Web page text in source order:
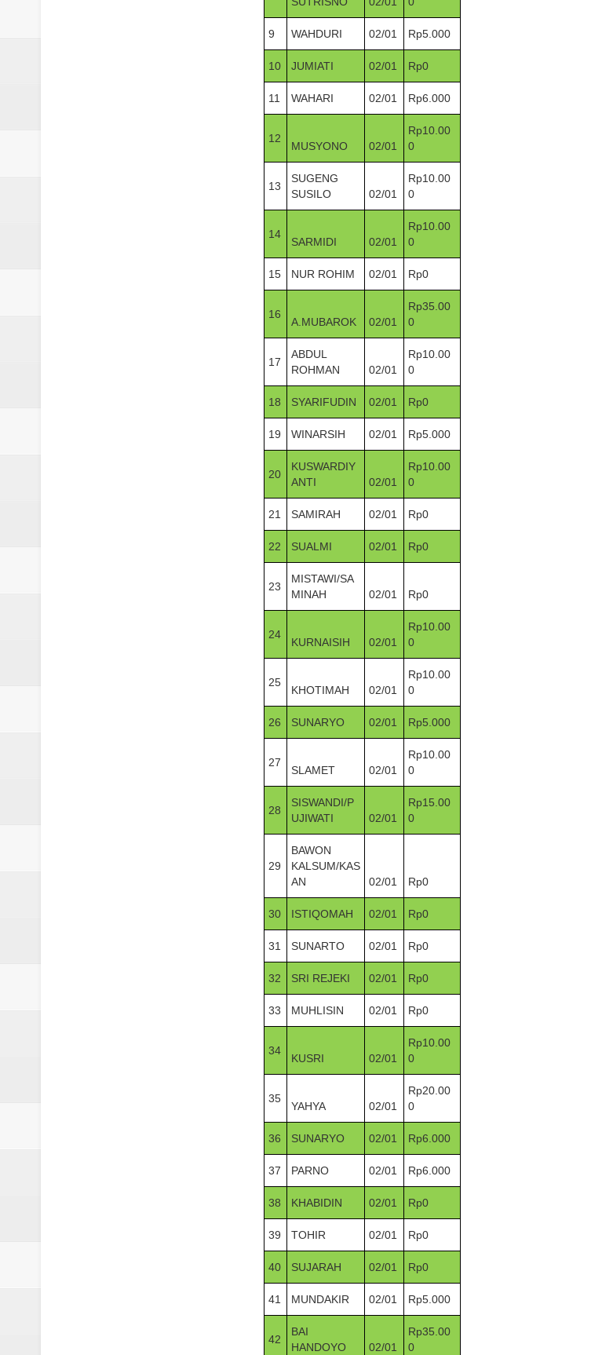
Laporan Koin Nu Babadan Oktober II 2025
Laporan Koin Nu Amongrogo Oktober II 2025
Laporan Koin Nu Tembok Oktober I 2025
DATABASE ANSOR KEC. LIMPUNG
9 WAHDURI 02/01 Rp5.000
10 JUMIATI 02/01 Rp0
11 WAHARI 02/01 Rp6.000
12
MUSYONO 02/01
Rp10.00
0
13
SUGENG
SUSILO
02/01
Rp10.00
0
14
SARMIDI 02/01
Rp10.00
0
15 NUR ROHIM 02/01 Rp0
16
A.MUBAROK 02/01
Rp35.00
0
17
ABDUL
ROHMAN
02/01
Rp10.00
0
18 SYARIFUDIN 02/01 Rp0
19 WINARSIH 02/01 Rp5.000
20
KUSWARDIY
ANTI
02/01
Rp10.00
0
21 SAMIRAH 02/01 Rp0
22 SUALMI 02/01 Rp0
23
MISTAWI/SA
MINAH
02/01 Rp0
24
KURNAISIH 02/01
Rp10.00
0
25
KHOTIMAH 02/01
Rp10.00
0
26 SUNARYO 02/01 Rp5.000
27
SLAMET 02/01
Rp10.00
0
28
SISWANDI/P
UJIWATI
02/01
Rp15.00
0
29
BAWON
KALSUM/KAS
AN
02/01 Rp0
30 ISTIQOMAH 02/01 Rp0
31 SUNARTO 02/01 Rp0
32 SRI REJEKI 02/01 Rp0
33 MUHLISIN 02/01 Rp0
34
KUSRI 02/01
Rp10.00
0
35
YAHYA 02/01
Rp20.00
0
36 SUNARYO 02/01 Rp6.000
37 PARNO 02/01 Rp6.000
38 KHABIDIN 02/01 Rp0
39 TOHIR 02/01 Rp0
40 SUJARAH 02/01 Rp0
41 MUNDAKIR 02/01 Rp5.000
42
BAI
HANDOYO
02/01
Rp35.00
0